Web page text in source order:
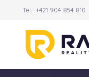
Tel.:+421 904 854 810